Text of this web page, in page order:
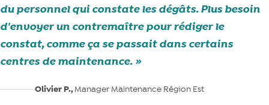
du personnel qui constate les dégâts. Plus besoin
d'envoyer un contremaître pour rédiger le
constat, comme ça se passait dans certains
centres de maintenance.
Olivier P.,Manager Maintenance Région Est